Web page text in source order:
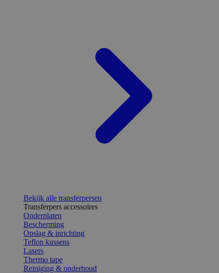
Bekijk alle transferpersen
Transferpers accessoires
Onderplaten
Bescherming
Opslag & inrichting
Teflon kussens
Lasers
Thermo tape
Reiniging & onderhoud